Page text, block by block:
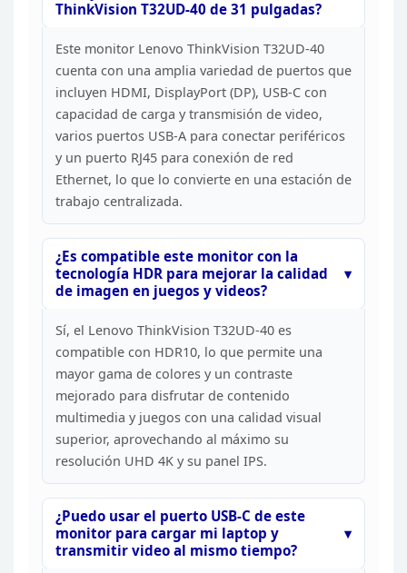
ThinkVision T32UD-40 de 31 pulgadas?
Este monitor Lenovo ThinkVision T32UD-40
cuenta con una amplia variedad de puertos que
incluyen HDMI, DisplayPort (DP), USB-C con
capacidad de carga y transmisión de video,
varios puertos USB-A para conectar periféricos
y un puerto RJ45 para conexión de red
Ethernet, lo que lo convierte en una estación de
trabajo centralizada.
¿Es compatible este monitor con la
tecnología HDR para mejorar la calidad
de imagen en juegos y videos?
Sí, el Lenovo ThinkVision T32UD-40 es
compatible con HDR10, lo que permite una
mayor gama de colores yun contraste
mejorado para disfrutar de contenido
multimedia y juegos con una calidad visual
superior, aprovechando al máximo su
resolución UHD 4K y su panel IPS.
¿Puedo usar el puerto USB-C de este
monitor para cargar mi laptop y
transmitir video al mismo tiempo?